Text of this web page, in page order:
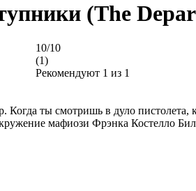
(The
10/10
(1)
Рекомендуют 1 из 1
Когда ты смотришь в дуло пистолета,
мафиози Фрэнка Костелло